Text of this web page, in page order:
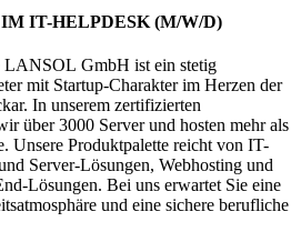
IT-HELPDESK (M/W/D)
GmbH ist ein stetig
mit Startup-Charakter im Herzen der
In unserem zertifizierten
über 3000 Server und hosten mehr als
Unsere Produktpalette reicht von IT-
Server-Lösungen, Webhosting und
Lösungen. Bei uns erwartet Sie eine
und eine sichere berufliche